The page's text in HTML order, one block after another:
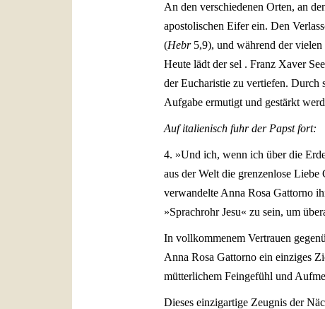
An den verschiedenen Orten, an
apostolischen Eifer ein. Den
(Hebr5,9), und während der vielen
Heute lädt der sel . Franz Xaver
der Eucharistie zu vertiefen. Durch
Aufgabe ermutigt und gestärkt
Auf italienisch fuhr der Papst fort:
4. »Und ich, wenn ich über die
aus der Welt die grenzenlose
verwandelte Anna Rosa Gattorno
»Sprachrohr Jesu« zu sein, um
In vollkommenem Vertrauen
Anna Rosa Gattorno ein einziges
mütterlichem Feingefühl und
Dieses einzigartige Zeugnis der